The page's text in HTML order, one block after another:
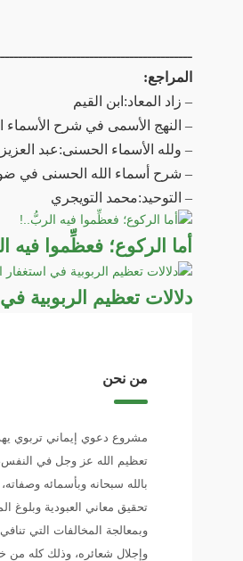
المراجع:
– زاد المعاد:ابن القيم
– النهج الأسمى في شرح الأسماء
– ولله الأسماء الحسنى:عبد
– شرح أسماء الله الحسنى في
– التوحيد:محمد التويجري
أما الركوع؛ فعظِّموا فيه
دلالات تعظيم الربوبية في
من نحن
مشروع دعوي إيماني تربوي
تعظيم الله عز وجل في
بالله سبحانه وبأسمائه
تحقيق معاني العبودية وبلوغ
وبمعالجة المخالفات التي
وإجلال شعائره، وذلك كله من